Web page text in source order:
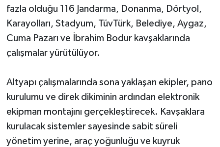
fazla olduğu 116 Jandarma, Donanma, Dörtyol,
Karayolları, Stadyum, TüvTürk, Belediye, Aygaz,
Cuma Pazarı ve İbrahim Bodur kavşaklarında
çalışmalar yürütülüyor.
Altyapı çalışmalarında sona yaklaşan ekipler, pano
kurulumu ve direk dikiminin ardından elektronik
ekipman montajını gerçekleştirecek. Kavşaklara
kurulacak sistemler sayesinde sabit süreli
yönetim yerine, araç yoğunluğu ve kuyruk